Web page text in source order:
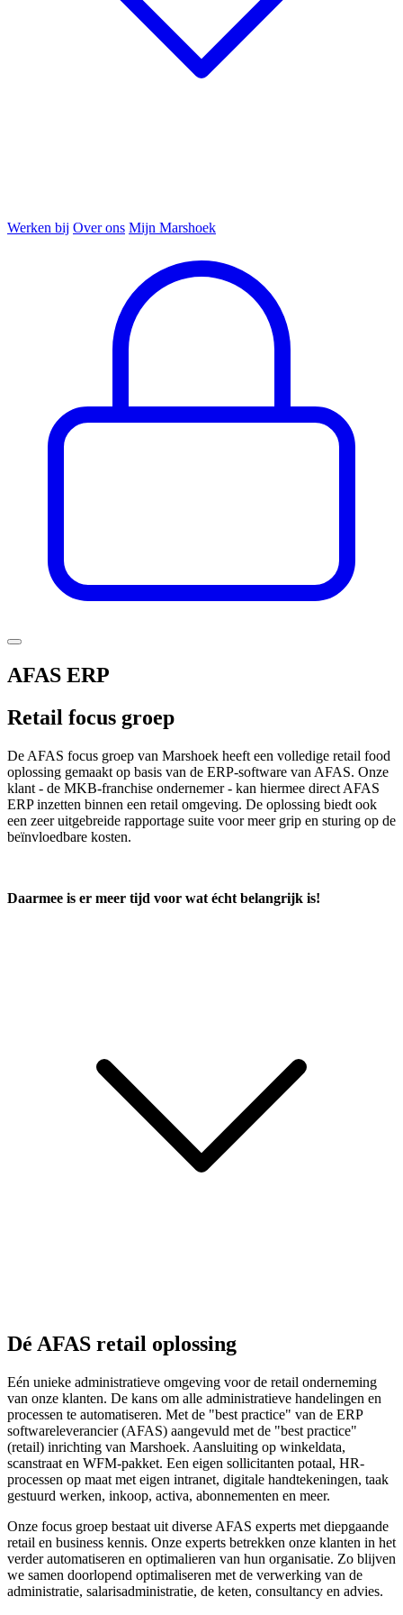
Werken bij Over ons Mijn Marshoek
AFAS ERP
Retail focus groep
De AFAS focus groep van Marshoek heeft een volledige retail food
oplossing gemaakt op basis van de ERP-software van AFAS. Onze
klant - de MKB-franchise ondernemer - kan hiermee direct AFAS
ERP inzetten binnen een retail omgeving. De oplossing biedt ook
een zeer uitgebreide rapportage suite voor meer grip en sturing op de
beïnvloedbare kosten.
Daarmee is er meer tijd voor wat écht belangrijk is!
Dé AFAS retail oplossing
Eén unieke administratieve omgeving voor de retail onderneming
van onze klanten. De kans om alle administratieve handelingen en
processen te automatiseren. Met de "best practice" van de ERP
softwareleverancier (AFAS) aangevuld met de "best practice"
(retail) inrichting van Marshoek. Aansluiting op winkeldata,
scanstraat en WFM-pakket. Een eigen sollicitanten potaal, HR-
processen op maat met eigen intranet, digitale handtekeningen, taak
gestuurd werken, inkoop, activa, abonnementen en meer.
Onze focus groep bestaat uit diverse AFAS experts met diepgaande
retail en business kennis. Onze experts betrekken onze klanten in het
verder automatiseren en optimalieren van hun organisatie. Zo blijven
we samen doorlopend optimaliseren met de verwerking van de
administratie, salarisadministratie, de keten, consultancy en advies.